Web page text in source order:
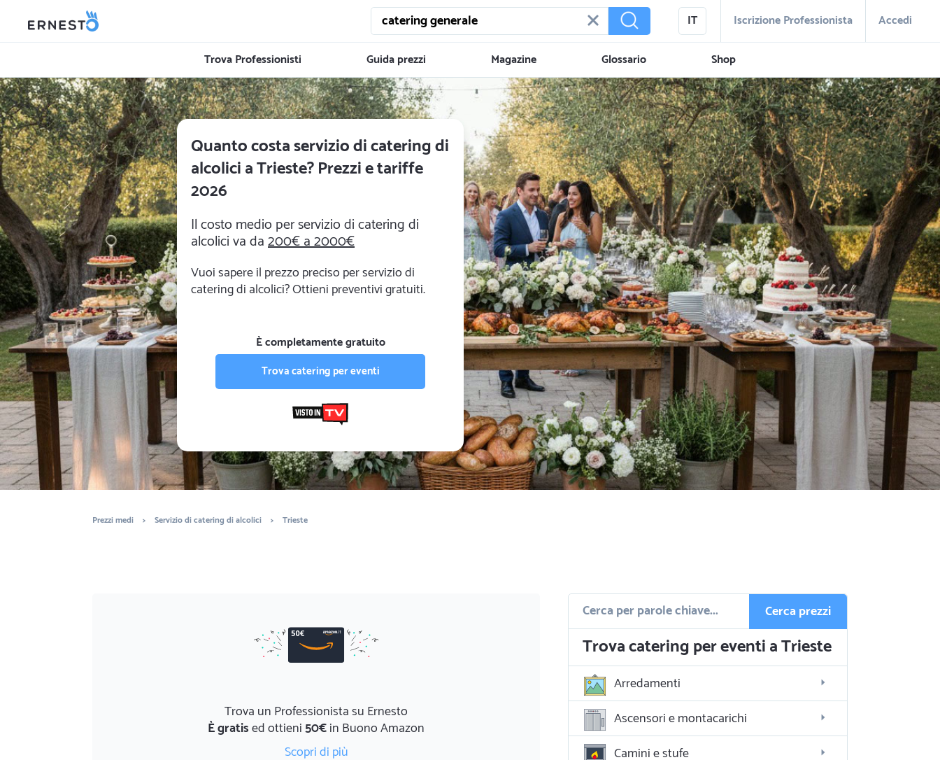
IT Iscrizione Professionista Accedi
Trova Professionisti Guida prezzi Magazine Glossario Shop
Quanto costa servizio di catering di
alcolici a Trieste? Prezzi e tariffe
2026
Il costo medio per servizio di catering di
alcolici va da200€ a 2000€
Vuoi sapere il prezzo preciso per servizio di
catering di alcolici? Ottieni preventivi gratuiti.
È completamente gratuito
Trova catering per eventi
Prezzi medi > Servizio di catering di alcolici > Trieste
Trova un Professionista su Ernesto
È gratised ottieni50€in Buono Amazon
Scopri di più
Cerca prezzi
Trova catering per eventi a Trieste
Arredamenti
Ascensori e montacarichi
Camini e stufe